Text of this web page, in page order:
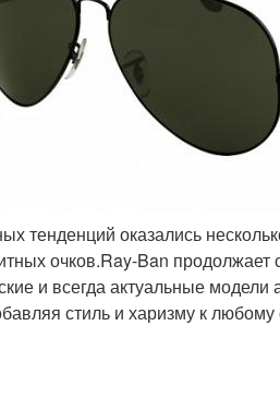
тенденций оказались
очков.Ray-Ban
и всегда актуальные
стиль и харизму к любому